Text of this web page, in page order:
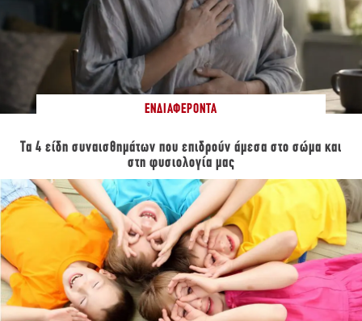
ΕΝΔΙΑΦΈΡΟΝΤΑ
Τα 4 είδη συναισθημάτων που επιδρούν άμεσα στο σώμα και
στη φυσιολογία μας